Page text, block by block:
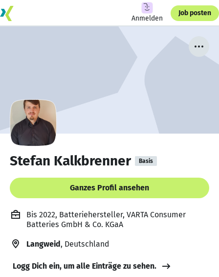
Anmelden
Job posten
Stefan Kalkbrenner Basis
Ganzes Profil ansehen
Bis 2022, Batteriehersteller, VARTA Consumer
Batteries GmbH & Co. KGaA
Langweid, Deutschland
Logg Dich ein, um alle Einträge zu sehen.